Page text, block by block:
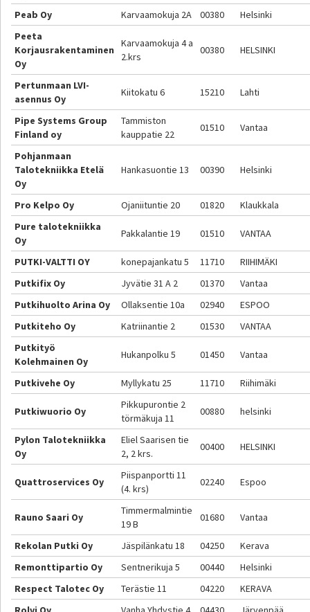
Peab Oy Karvaamokuja 2A 00380
Helsinki
Peeta
Korjausrakentaminen
Oy
Karvaamokuja 4 a
2.krs
00380 HELSINKI
Pertunmaan LVI-
asennus Oy
Kiitokatu 6 15210 Lahti
Pipe Systems Group
Finland oy
Tammiston
kauppatie 22
01510 Vantaa
Pohjanmaan
Talotekniikka Etelä
Oy
Hankasuontie 13 00390 Helsinki
Pro Kelpo Oy Ojaniituntie 20 01820
Klaukkala
Pure talotekniikka
Oy
Pakkalantie 19 01510 VANTAA
PUTKI-VALTTI OY konepajankatu 5 11710
RIIHIMÄKI
Putkifix Oy
Jyvätie 31 A 2 01370
Vantaa
Putkihuolto Arina Oy
Ollaksentie 10a 02940
ESPOO
Putkiteho Oy
Katriinantie 2 01530
VANTAA
Putkityö
Kolehmainen Oy
Hukanpolku 5 01450 Vantaa
Putkivehe Oy Myllykatu 25 11710 Riihimäki
Putkiwuorio Oy
Pikkupurontie 2
törmäkuja 11
00880 helsinki
Pylon Talotekniikka
Oy
Eliel Saarisen tie
2, 2 krs.
00400 HELSINKI
Quattroservices Oy
Piispanportti 11
(4. krs)
02240 Espoo
Rauno Saari Oy
Timmermalmintie
19 B
01680 Vantaa
Rekolan Putki Oy Jäspilänkatu 18 04250
Kerava
Remonttipartio Oy
Sentnerikuja 5 00440
Helsinki
Respect Talotec Oy
Terästie 11 04220
KERAVA